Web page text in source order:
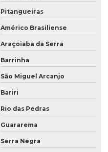
Pitangueiras
Américo Brasiliense
Araçoiaba da Serra
Barrinha
São Miguel Arcanjo
Bariri
Rio das Pedras
Guararema
Serra Negra